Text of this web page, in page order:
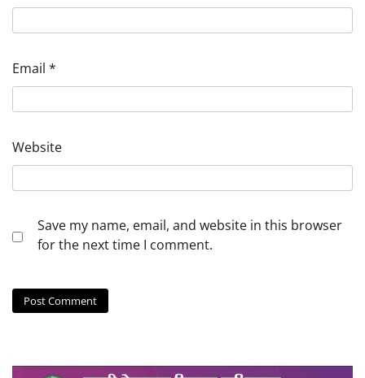
Email *
Website
Save my name, email, and website in this browser
for the next time I comment.